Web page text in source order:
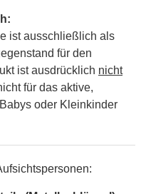
ist ausschließlich als
für den
ist ausdrücklich nicht
für das aktive,
oder Kleinkinder